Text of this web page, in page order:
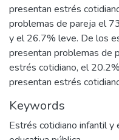
presentan estrés
problemas de pareja el
y el 26.7% leve. De los
presentan problemas de
estrés cotidiano, el
presentan estrés
Keywords
Estrés cotidiano infantil y